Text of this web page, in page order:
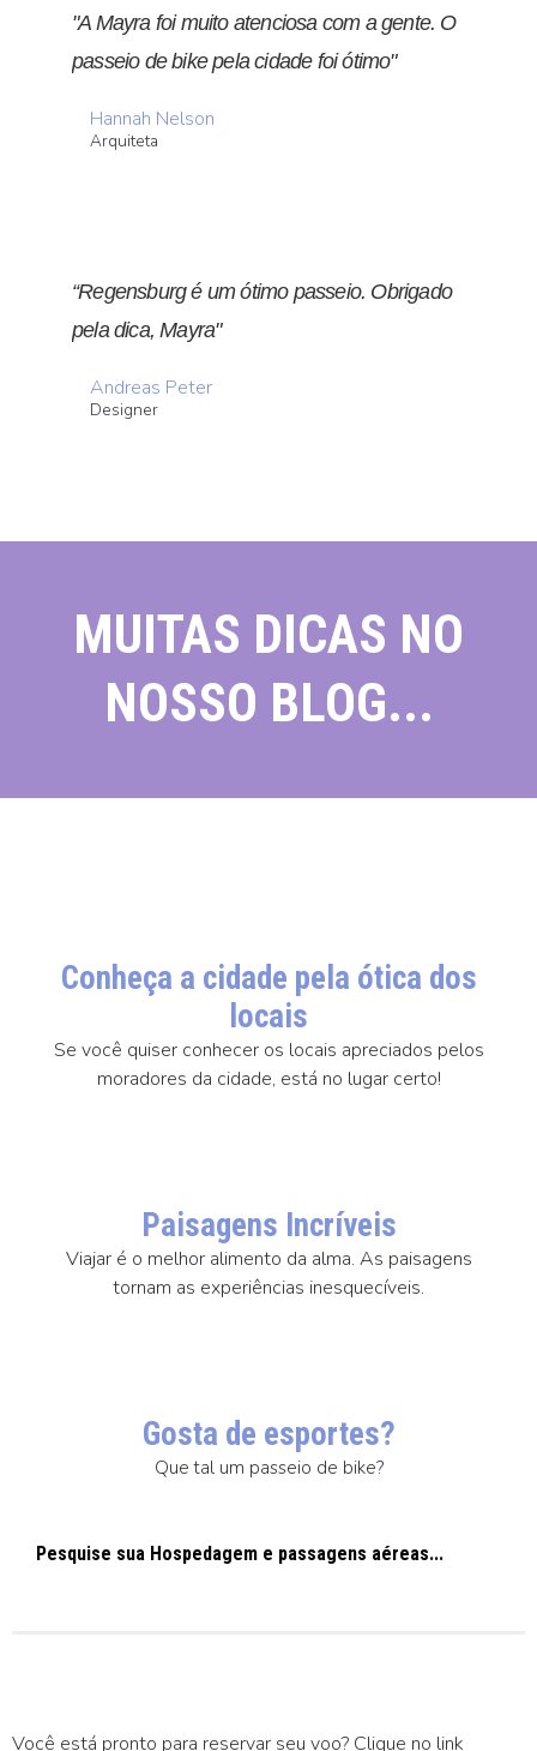
"A Mayra foi muito atenciosa com a gente. O
passeio de bike pela cidade foi ótimo"
Hannah Nelson
Arquiteta
“Regensburg é um ótimo passeio. Obrigado
pela dica, Mayra"
Andreas Peter
Designer
MUITAS DICAS NO
NOSSO BLOG...
Conheça a cidade pela ótica dos
locais
Se você quiser conhecer os locais apreciados pelos
moradores da cidade, está no lugar certo!
Paisagens Incríveis
Viajar é o melhor alimento da alma. As paisagens
tornam as experiências inesquecíveis.
Gosta de esportes?
Que tal um passeio de bike?
Pesquise sua Hospedagem e passagens aéreas...
Você está pronto para reservar seu voo? Clique no link